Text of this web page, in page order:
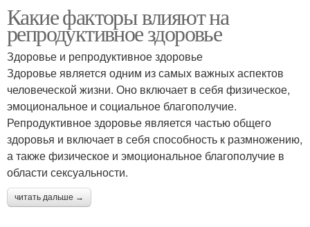
Какие факторы влияют на
репродуктивное здоровье
Здоровье и репродуктивное здоровье
Здоровье является одним из самых важных аспектов
человеческой жизни. Оно включает в себя физическое,
эмоциональное и социальное благополучие.
Репродуктивное здоровье является частью общего
здоровья и включает в себя способность к размножению,
а также физическое и эмоциональное благополучие в
области сексуальности.
читать дальше →